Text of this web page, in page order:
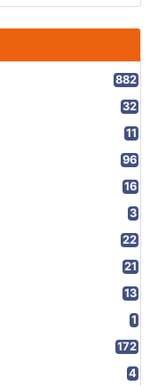
882
32
11
96
16
3
22
21
13
1
172
4